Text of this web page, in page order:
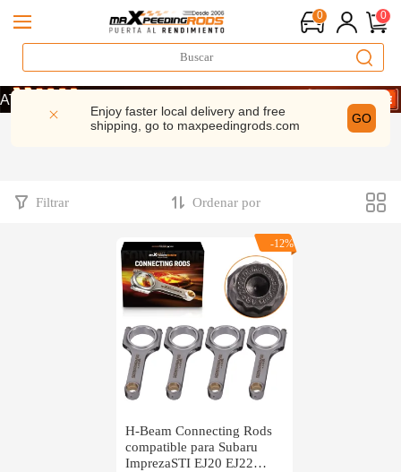
0 0
Y AHORRA UN 10% · CÓDIGO: WELCOME
Y AHORRA UN 10% · CÓDIGO: WELCOME
Y AHORRA UN 10% · CÓDIGO: WELCOME
Enjoy faster local delivery and free
shipping, go to maxpeedingrods.com GO
Filtrar Ordenar por
-12%
H-Beam Connecting Rods
compatible para Subaru
ImprezaSTI EJ20 EJ22